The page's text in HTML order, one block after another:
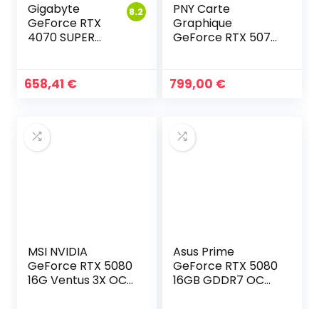
8.2
Gigabyte
GeForce RTX
4070 SUPER
658,41 €
PNY Carte
Graphique
GeForce RTX 5070
799,00 €
MSI NVIDIA
GeForce RTX 5080
16G Ventus 3X OC
Asus Prime
GeForce RTX 5080
16GB GDDR7 OC